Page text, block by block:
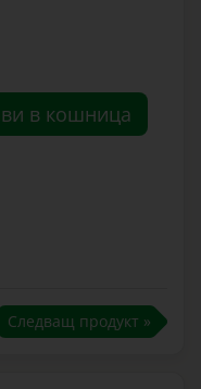
в кошница
Следващ продукт »